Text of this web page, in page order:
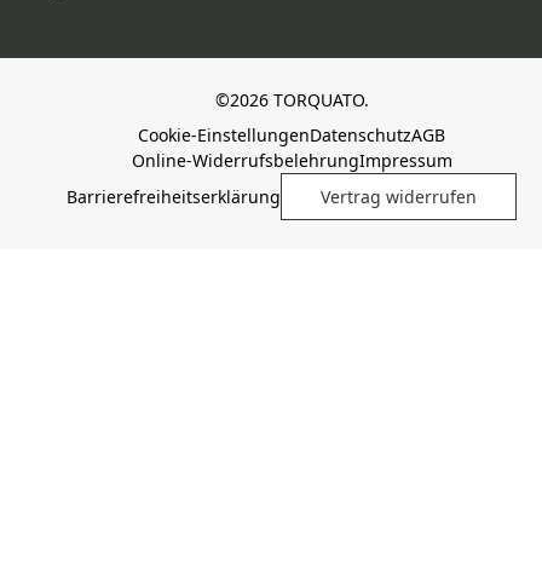
©2026 TORQUATO.
Cookie-EinstellungenDatenschutzAGB
Online-WiderrufsbelehrungImpressum
Barrierefreiheitserklärung
Vertrag widerrufen